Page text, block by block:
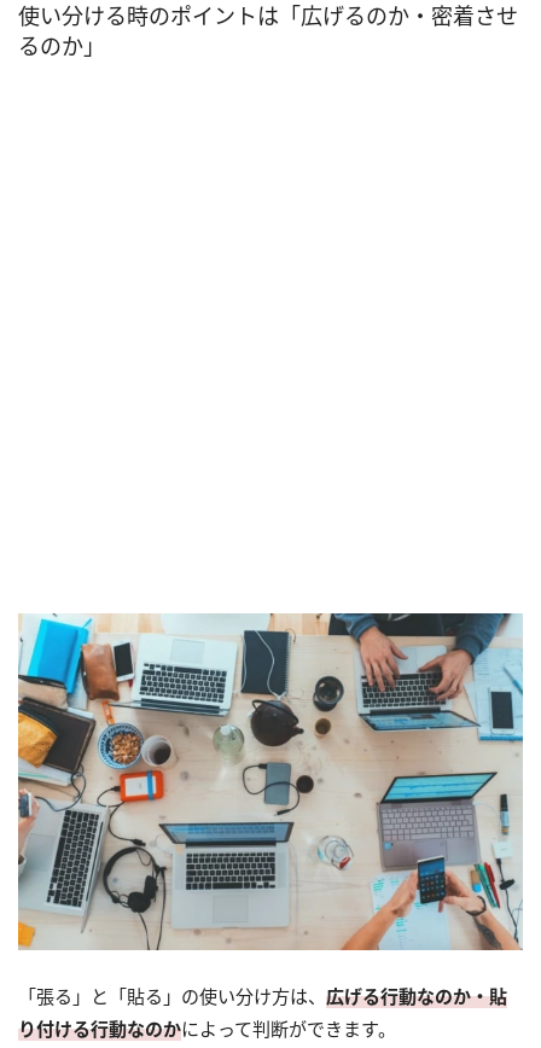
使い分ける時のポイントは「広げるのか・密着させ
るのか」
「張る」と「貼る」の使い分け方は、 広げる行動なのか・貼
り付ける行動なのかによって判断ができます。